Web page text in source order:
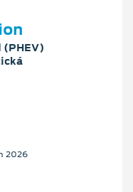
(PHEV)
2026